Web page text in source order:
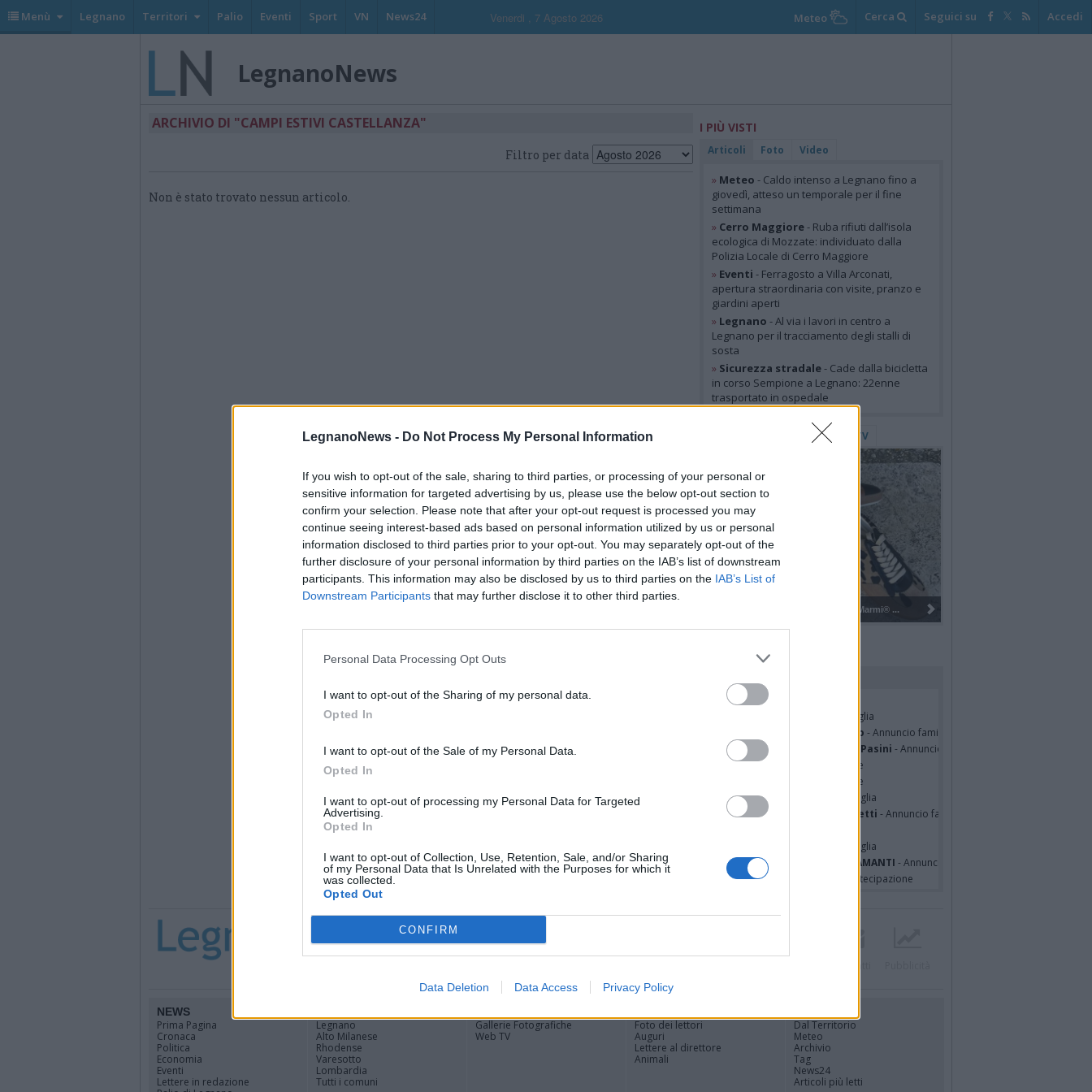
LegnanoNews - Do Not Process My Personal Information
If you wish to opt-out of the sale, sharing to third parties, or processing of your personal or
sensitive information for targeted advertising by us, please use the below opt-out section to
confirm your selection. Please note that after your opt-out request is processed you may
continue seeing interest-based ads based on personal information utilized by us or personal
information disclosed to third parties prior to your opt-out. You may separately opt-out of the
further disclosure of your personal information by third parties on the IAB’s list of downstream
participants. This information may also be disclosed by us to third parties on the IAB’s List of
Downstream Participants that may further disclose it to other third parties.
Personal Data Processing Opt Outs
I want to opt-out of the Sharing of my personal data.
Opted In
I want to opt-out of the Sale of my Personal Data.
Opted In
I want to opt-out of processing my Personal Data for Targeted
Advertising.
Opted In
I want to opt-out of Collection, Use, Retention, Sale, and/or Sharing
of my Personal Data that Is Unrelated with the Purposes for which it
was collected.
Opted Out
CONFIRM
Data Deletion Data Access Privacy Policy
Menù Legnano Territori Palio Eventi Sport VN News24 Venerdi , 7 Agosto 2026 Meteo Cerca Seguici su Accedi
LegnanoNews
ARCHIVIO DI "CAMPI ESTIVI CASTELLANZA"
Filtro per data
Non è stato trovato nessun articolo.
I PIÙ VISTI
Articoli Foto Video
» Meteo - Caldo intenso a Legnano fino a
giovedì, atteso un temporale per il fine
settimana
» Cerro Maggiore- Ruba rifiuti dall’isola
ecologica di Mozzate: individuato dalla
Polizia Locale di Cerro Maggiore
» Eventi - Ferragosto a Villa Arconati,
apertura straordinaria con visite, pranzo e
giardini aperti
» Legnano - Al via i lavori in centro a
Legnano per il tracciamento degli stalli di
sosta
» Sicurezza stradale- Cade dalla bicicletta
in corso Sempione a Legnano: 22enne
trasportato in ospedale
Gallerie Fotografiche WebTV
Gli Ambulanti di Forte dei Marmi® ...
Marian Jasik
- Annuncio famiglia
Teresa Squicciarini ved. Greco - Annuncio famiglia
Clementina Martinenghi ved. Pasini - Annuncio famiglia
Riccardo Basile
- Partecipazione
- Partecipazione
Anthony Napoli
- Annuncio famiglia
Gianfranco Schieroni Giacometti - Annuncio famiglia
- Annuncio famiglia
ROSA MALINVERNO ved. TETTAMANTI - Annuncio famiglia
Maria Panisi ved. Bianchi
- Partecipazione
NEWS
Prima Pagina
Cronaca
Politica
Economia
Eventi
Lettere in redazione
Legnano
Alto Milanese
Rhodense
Varesotto
Lombardia
Tutti i comuni
Gallerie Fotografiche
Web TV
Foto dei lettori
Auguri
Lettere al direttore
Animali
Dal Territorio
Meteo
Archivio
Tag
News24
Articoli più letti